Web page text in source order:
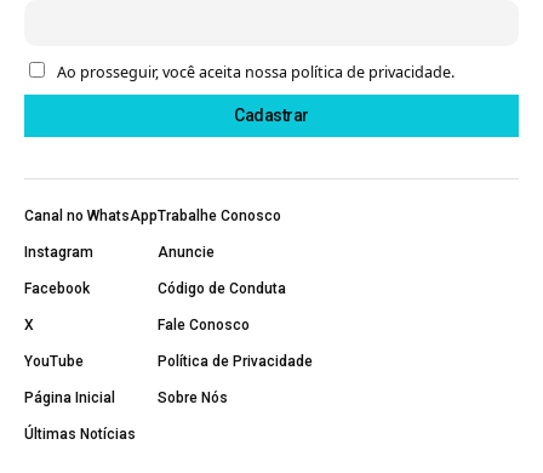
Ao prosseguir, você aceita nossa política de privacidade.
Canal no WhatsApp
Instagram
Facebook
X
YouTube
Página Inicial
Últimas Notícias
Trabalhe Conosco
Anuncie
Código de Conduta
Fale Conosco
Política de Privacidade
Sobre Nós